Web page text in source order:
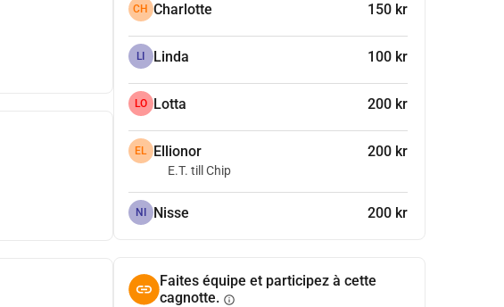
CH Charlotte 150 kr
LI Linda 100 kr
LO Lotta 200 kr
EL Ellionor 200 kr
E.T. till Chip
NI Nisse 200 kr
Faites équipe et participez à cette
cagnotte. info